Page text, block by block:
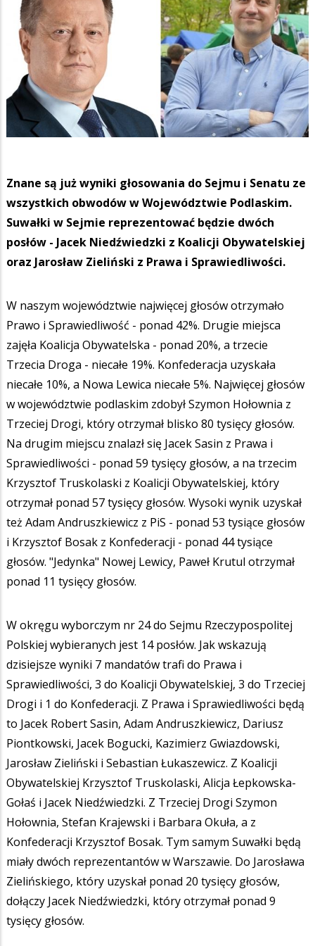
Znane są już wyniki głosowania do Sejmu i Senatu ze
wszystkich obwodów w Województwie Podlaskim.
Suwałki w Sejmie reprezentować będzie dwóch
posłów - Jacek Niedźwiedzki z Koalicji Obywatelskiej
oraz Jarosław Zieliński z Prawa i Sprawiedliwości.
W naszym województwie najwięcej głosów otrzymało
Prawo i Sprawiedliwość - ponad 42%. Drugie miejsca
zajęła Koalicja Obywatelska - ponad 20%, a trzecie
Trzecia Droga - niecałe 19%. Konfederacja uzyskała
niecałe 10%, a Nowa Lewica niecałe 5%. Najwięcej głosów
w województwie podlaskim zdobył Szymon Hołownia z
Trzeciej Drogi, który otrzymał blisko 80 tysięcy głosów.
Na drugim miejscu znalazł się Jacek Sasin z Prawa i
Sprawiedliwości - ponad 59 tysięcy głosów, a na trzecim
Krzysztof Truskolaski z Koalicji Obywatelskiej, który
otrzymał ponad 57 tysięcy głosów. Wysoki wynik uzyskał
też Adam Andruszkiewicz z PiS - ponad 53 tysiące głosów
i Krzysztof Bosak z Konfederacji - ponad 44 tysiące
głosów. "Jedynka" Nowej Lewicy, Paweł Krutul otrzymał
ponad 11 tysięcy głosów.
W okręgu wyborczym nr 24 do Sejmu Rzeczypospolitej
Polskiej wybieranych jest 14 posłów. Jak wskazują
dzisiejsze wyniki 7 mandatów trafi do Prawa i
Sprawiedliwości, 3 do Koalicji Obywatelskiej, 3 do Trzeciej
Drogi i 1 do Konfederacji. Z Prawa i Sprawiedliwości będą
to Jacek Robert Sasin, Adam Andruszkiewicz, Dariusz
Piontkowski, Jacek Bogucki, Kazimierz Gwiazdowski,
Jarosław Zieliński i Sebastian Łukaszewicz. Z Koalicji
Obywatelskiej Krzysztof Truskolaski, Alicja Łepkowska-
Gołaś i Jacek Niedźwiedzki. Z Trzeciej Drogi Szymon
Hołownia, Stefan Krajewski i Barbara Okuła, a z
Konfederacji Krzysztof Bosak. Tym samym Suwałki będą
miały dwóch reprezentantów w Warszawie. Do Jarosława
Zielińskiego, który uzyskał ponad 20 tysięcy głosów,
dołączy Jacek Niedźwiedzki, który otrzymał ponad 9
tysięcy głosów.